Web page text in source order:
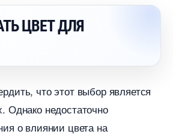
ЦВЕТ ДЛЯ
что этот выбор является
Однако недостаточно
о влиянии цвета на